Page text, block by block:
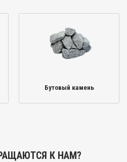
Бутовый камень
К НАМ?